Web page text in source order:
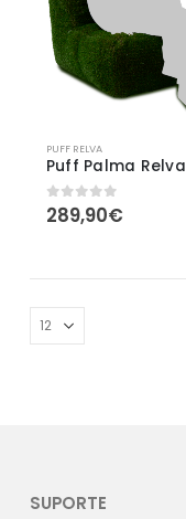
PUFF RELVA
Puff Palma Relva
0out of 5
289,90€
SUPORTE